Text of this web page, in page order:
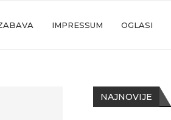
IMPRESSUM OGLASI
NAJNOVIJE